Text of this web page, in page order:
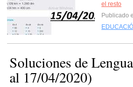
el resto
Publicado
Soluciones de
al 17/04/2020)